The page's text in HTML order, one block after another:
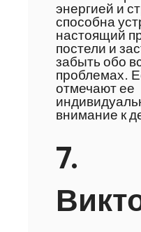
энергией и
способна
настоящий
постели и
забыть обо
проблемах.
отмечают ее
внимание к
7.